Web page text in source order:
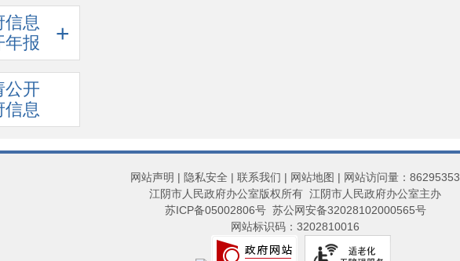
信息
年报
公开
信息
网站声明 | 隐私安全 | 联系我们 | 网站地图 | 网站访问量：86295353
江阴市人民政府办公室版权所有 江阴市人民政府办公室主办
苏ICP备05002806号 苏公网安备32028102000565号
网站标识码：3202810016